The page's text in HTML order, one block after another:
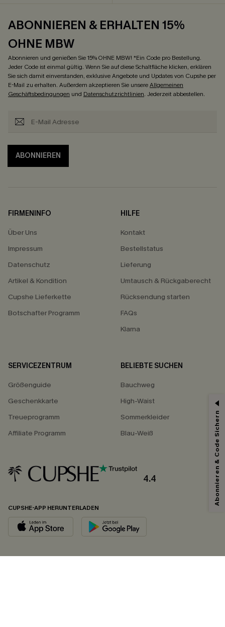
ABONNIEREN & ERHALTEN 15%
OHNE MBW
Abonnieren und genießen Sie 15% OHNE MBW! *Ein Code pro Bestellung.
Jeder Code ist einmal gültig. Wenn Sie auf diese Schaltfläche klicken, erklären
Sie sich damit einverstanden, exklusive Angebote und Updates von Cupshe per
E-Mail zu erhalten. Außerdem akzeptieren Sie unsereAllgemeinen
Geschäftsbedingungen und Datenschutzrichtlinien. Jederzeit abbestellen.
ABONNIEREN
FIRMENINFO
Über Uns
Impressum
Datenschutz
Artikel & Kondition
Cupshe Lieferkette
Botschafter Programm
HILFE
Kontakt
Bestellstatus
Lieferung
Umtausch & Rückgaberecht
Rücksendung starten
FAQs
Klarna
SERVICEZENTRUM
Größenguide
Geschenkkarte
Treueprogramm
Affiliate Programm
BELIEBTE SUCHEN
Bauchweg
High-Waist
Sommerkleider
Blau-Weiß
4.4
CUPSHE-APP HERUNTERLADEN
Abonnieren & Code Sichern